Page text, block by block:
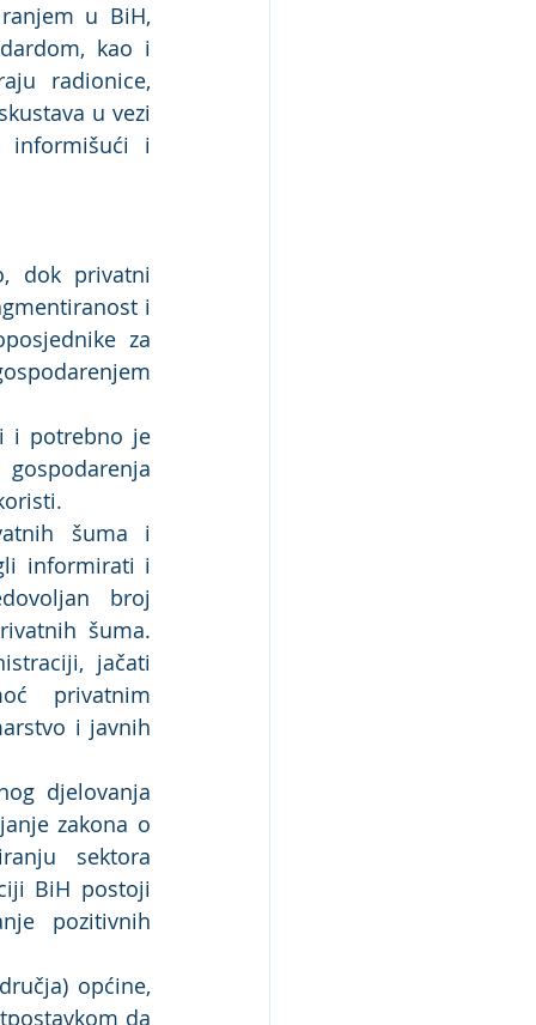
u BiH,
kao i
radionice,
u vezi
informišući i
dok privatni
i
za
i potrebno je
šuma i
informirati i
broj
šuma.
jačati
privatnim
i javnih
djelovanja
zakona o
sektora
BiH postoji
pozitivnih
općine,
da